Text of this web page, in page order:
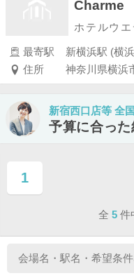
Charme
ホテルウ
最寄駅
住所
神奈川県横浜
新宿西口店等 全
予算に合った
1
ページ目
全 5 件